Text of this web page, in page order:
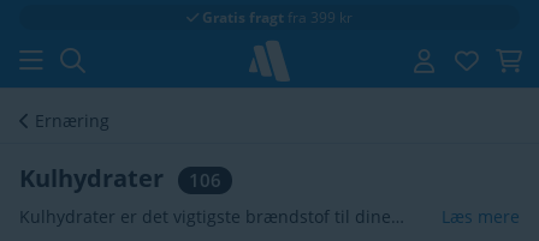
Gratis fragt fra 399 kr
Ernæring
Kulhydrater 106
Kulhydrater er det vigtigste brændstof til dine
Læs mere